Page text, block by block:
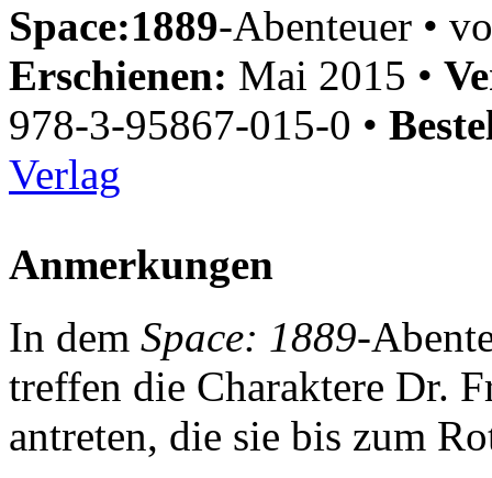
Space:1889-Abenteuer •
Erschienen: Mai 2015 •
978-3-95867-015-0 •
Verlag
Anmerkungen
In dem Space: 1889-
treffen die Charaktere Dr.
antreten, die sie bis zum